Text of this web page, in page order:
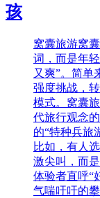
孩
窝囊旅游窝
词，而是年
又爽”。简单
强度挑战，
模式。窝囊
代旅行观念
的“特种兵旅
比如，有人
激尖叫，而
体验者直呼“
气喘吁吁的